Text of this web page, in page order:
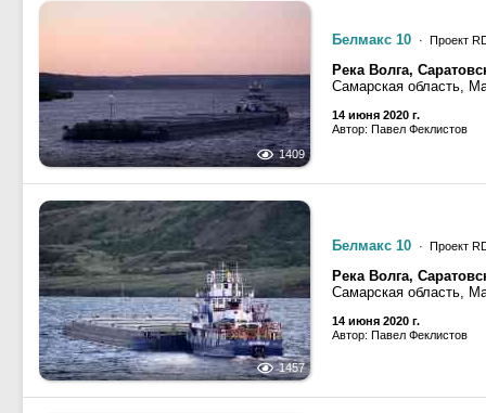
1409
Белмакс 10 · Проект
Река Волга,
Самарская область,
14 июня 2020 г.
Автор: Павел Феклистов
1457
Белмакс 10 · Проект
Река Волга,
Самарская область,
14 июня 2020 г.
Автор: Павел Феклистов